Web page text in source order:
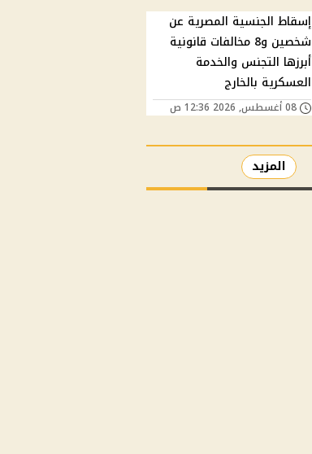
إسقاط الجنسية المصرية عن
شخصين و8 مخالفات قانونية
أبرزها التجنس والخدمة
العسكرية بالخارج
08 أغسطس, 2026 12:36 ص
المزيد